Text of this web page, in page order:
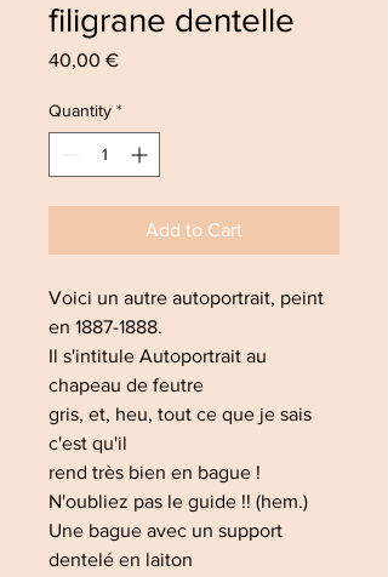
filigrane dentelle
40,00 €Price
Quantity *
Add to Cart
Voici un autre autoportrait, peint
en 1887-1888.
Il s'intitule Autoportrait au
chapeau de feutre
gris, et, heu, tout ce que je sais
c'est qu'il
rend très bien en bague !
N'oubliez pas le guide !! (hem.)
Une bague avec un support
dentelé en laiton